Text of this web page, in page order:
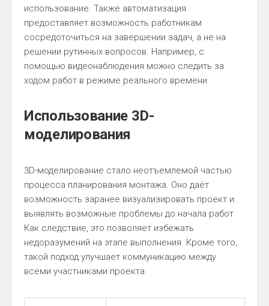
использование. Также автоматизация
предоставляет возможность работникам
сосредоточиться на завершении задач, а не на
решении рутинных вопросов. Например, с
помощью видеонаблюдения можно следить за
ходом работ в режиме реального времени.
Использование 3D-
моделирования
3D-моделирование стало неотъемлемой частью
процесса планирования монтажа. Оно даёт
возможность заранее визуализировать проект и
выявлять возможные проблемы до начала работ.
Как следствие, это позволяет избежать
недоразумений на этапе выполнения. Кроме того,
такой подход улучшает коммуникацию между
всеми участниками проекта.